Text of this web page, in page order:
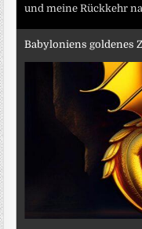
und meine Rückkehr
Babyloniens goldenes